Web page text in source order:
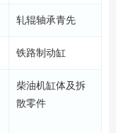
轧辊轴承青先
铁路制动缸
柴油机缸体及拆
散零件